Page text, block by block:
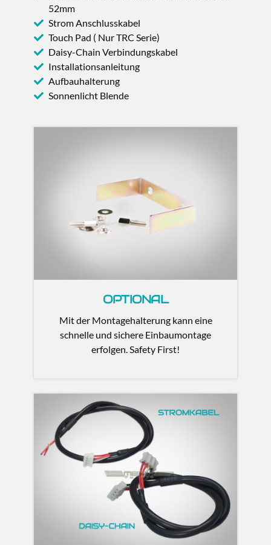
52mm
Strom Anschlusskabel
Touch Pad ( Nur TRC Serie)
Daisy-Chain Verbindungskabel
Installationsanleitung
Aufbauhalterung
Sonnenlicht Blende
OPTIONAL
Mit der Montagehalterung kann eine
schnelle und sichere Einbaumontage
erfolgen. Safety First!